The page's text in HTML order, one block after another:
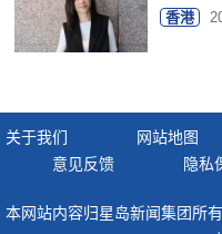
香港
关于我们 网站地图
意见反馈
隐私
本网站内容归星岛新闻集团所